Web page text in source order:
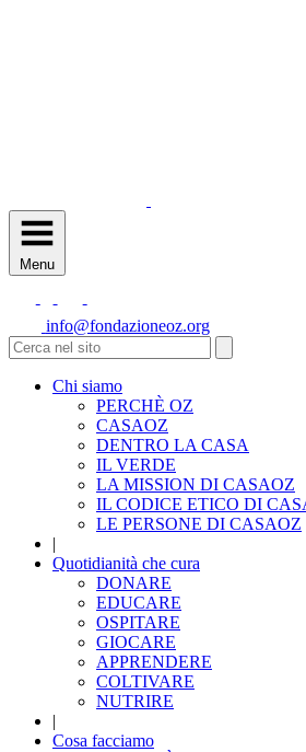
Menu
info@fondazioneoz.org
Chi siamo
PERCHÈ OZ
CASAOZ
DENTRO LA CASA
IL VERDE
LA MISSION DI CASAOZ
IL CODICE ETICO DI
LE PERSONE DI CASAOZ
|
Quotidianità che cura
DONARE
EDUCARE
OSPITARE
GIOCARE
APPRENDERE
COLTIVARE
NUTRIRE
|
Cosa facciamo